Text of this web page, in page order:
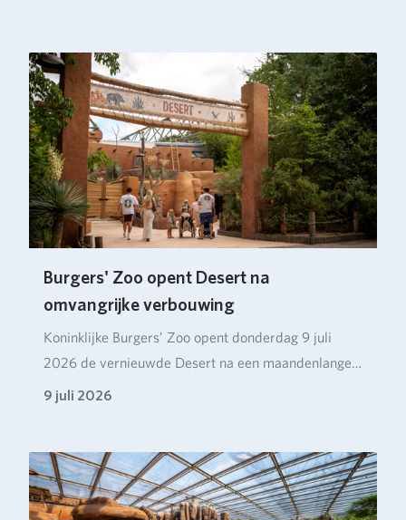
Burgers' Zoo opent Desert na
omvangrijke verbouwing
Koninklijke Burgers’ Zoo opent donderdag 9 juli
2026 de vernieuwde Desert na een maandenlange
verbou…
9 juli 2026